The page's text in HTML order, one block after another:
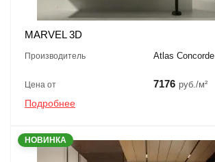
MARVEL 3D
Производитель Atlas Concorde
Цена от 7176 руб./м²
Подробнее
НОВИНКА